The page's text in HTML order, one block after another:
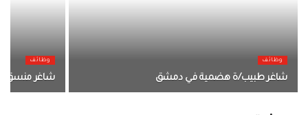
وظائف
شاغر طبيب/ة هضمية في دمشق
وظائف
شاغر منسق